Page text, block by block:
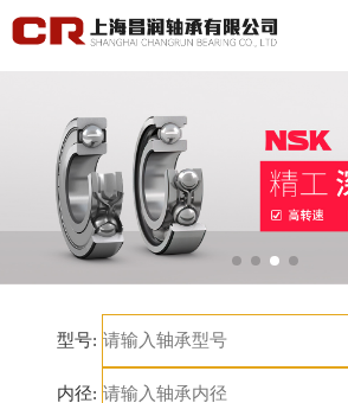
型号:
内径: